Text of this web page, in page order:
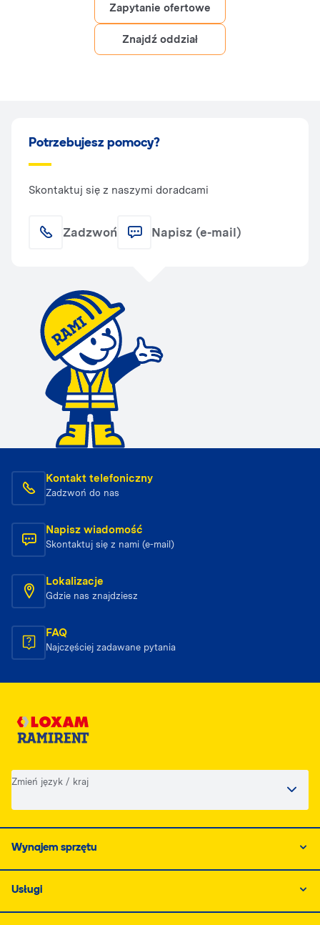
Zapytanie ofertowe
Znajdź oddział
Potrzebujesz pomocy?
Skontaktuj się z naszymi doradcami
Zadzwoń Napisz (e-mail)
Kontakt telefoniczny
Zadzwoń do nas
Napisz wiadomość
Skontaktuj się z nami (e-mail)
Lokalizacje
Gdzie nas znajdziesz
FAQ
Najczęściej zadawane pytania
Zmień język / kraj
Wynajem sprzętu
Usługi